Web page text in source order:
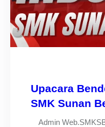
Upacara
SMK Sunan
Admin